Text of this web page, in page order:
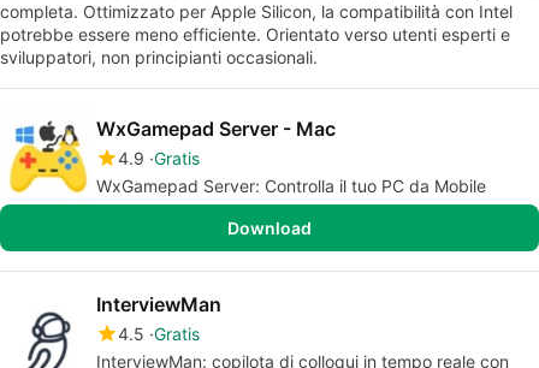
completa. Ottimizzato per Apple Silicon, la compatibilità con Intel
potrebbe essere meno efficiente. Orientato verso utenti esperti e
sviluppatori, non principianti occasionali.
WxGamepad Server - Mac
4.9 Gratis
WxGamepad Server: Controlla il tuo PC da Mobile
Download
InterviewMan
4.5 Gratis
InterviewMan: copilota di colloqui in tempo reale con